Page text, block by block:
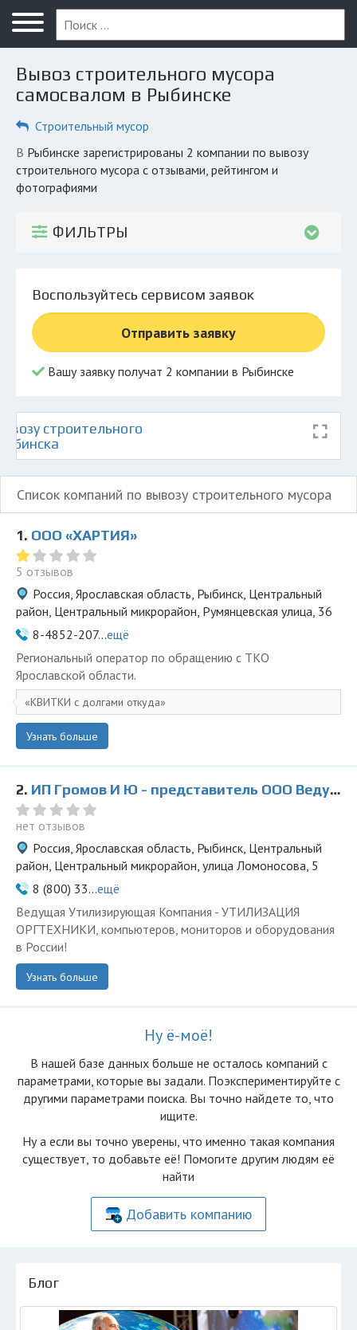
Меню
Главная
Вопрос юристу
Компании
КОМПАНИЯМ
© 2026 Все права защищены
Вывоз строительного мусора
самосвалом в Рыбинске
Строительный мусор
в Рыбинске зарегистрированы 2 компании по вывозу
строительного мусора с отзывами, рейтингом и
фотографиями
ФИЛЬТРЫ
Воспользуйтесь сервисом заявок
Отправить заявку
Вашу заявку получат 2 компании в Рыбинске
строительного
Список компаний по вывозу строительного мусора
1. ООО «ХАРТИЯ»
5 отзывов
Россия, Ярославская область, Рыбинск, Центральный
район, Центральный микрорайон, Румянцевская улица, 36
8-4852-207...ещё
Региональный оператор по обращению с ТКО
Ярославской области.
КВИТКИ с долгами откуда
Узнать больше
2. ИП Громов И Ю - представитель ООО Ведущая Утилизирующая Компания
нет отзывов
Россия, Ярославская область, Рыбинск, Центральный
район, Центральный микрорайон, улица Ломоносова, 5
8 (800) 33...ещё
Ведущая Утилизирующая Компания - УТИЛИЗАЦИЯ
ОРГТЕХНИКИ, компьютеров, мониторов и оборудования
в России!
Узнать больше
Ну ё-моё!
В нашей базе данных больше не осталоcь компаний с
параметрами, которые вы задали. Поэкспериментируйте с
другими параметрами поиска. Вы точно найдете то, что
ищите.
Ну а если вы точно уверены, что именно такая компания
существует, то добавьте её! Помогите другим людям её
найти
Добавить компанию
Блог